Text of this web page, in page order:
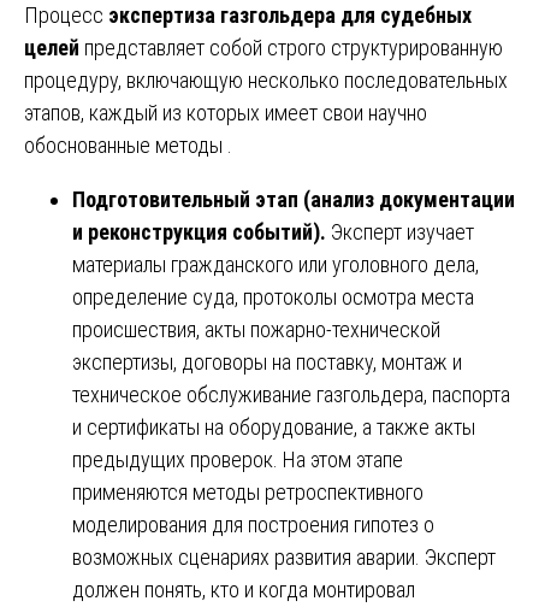
Процесс экспертиза газгольдера для судебных
целей представляет собой строго структурированную
процедуру, включающую несколько последовательных
этапов, каждый из которых имеет свои научно
обоснованные методы .
Подготовительный этап (анализ документации
и реконструкция событий). Эксперт изучает
материалы гражданского или уголовного дела,
определение суда, протоколы осмотра места
происшествия, акты пожарно-технической
экспертизы, договоры на поставку, монтаж и
техническое обслуживание газгольдера, паспорта
и сертификаты на оборудование, а также акты
предыдущих проверок. На этом этапе
применяются методы ретроспективного
моделирования для построения гипотез о
возможных сценариях развития аварии. Эксперт
должен понять, кто и когда монтировал